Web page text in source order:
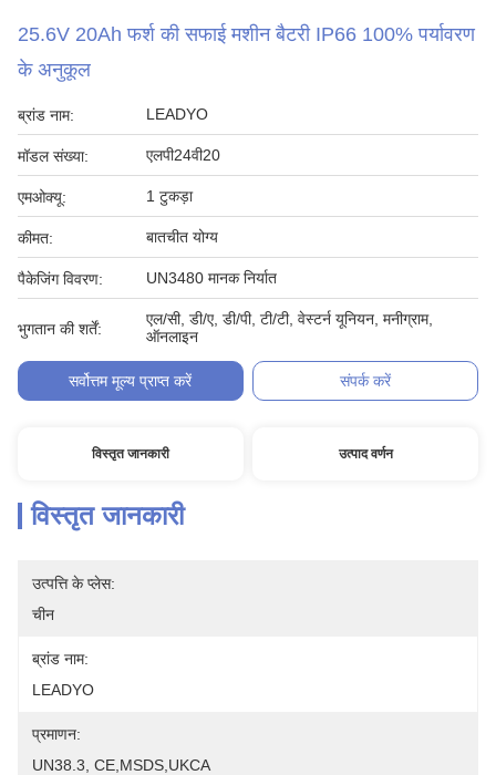
25.6V 20Ah फर्श की सफाई मशीन बैटरी IP66 100% पर्यावरण
के अनुकूल
ब्रांड नाम: LEADYO
मॉडल संख्या: एलपी24वी20
एमओक्यू: 1 टुकड़ा
कीमत: बातचीत योग्य
पैकेजिंग विवरण: UN3480 मानक निर्यात
भुगतान की शर्तें:
एल/सी, डी/ए, डी/पी, टी/टी, वेस्टर्न यूनियन, मनीग्राम,
ऑनलाइन
सर्वोत्तम मूल्य प्राप्त करें संपर्क करें
विस्तृत जानकारी उत्पाद वर्णन
विस्तृत जानकारी
उत्पत्ति के प्लेस:
चीन
ब्रांड नाम:
LEADYO
प्रमाणन:
UN38.3, CE,MSDS,UKCA